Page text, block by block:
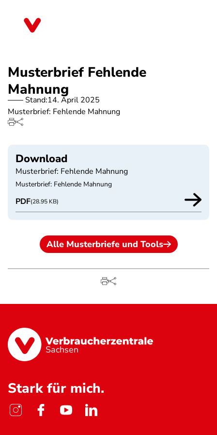
Musterbrief Fehlende
Mahnung
Stand:14. April 2025
Musterbrief: Fehlende Mahnung
Download
Musterbrief: Fehlende Mahnung
Musterbrief: Fehlende Mahnung
PDF(28.95 KB)
Alle Musterbriefe und Tools
Sachsen
Stark für mich.